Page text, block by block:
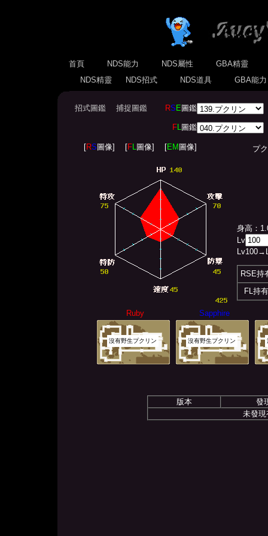
首頁 NDS能力 NDS屬性
GBA精靈
NDS精靈
NDS招式 NDS道具 GBA能
招式圖鑑 捕捉圖鑑 RS E圖鑑
FL圖鑑
[RS 圖像] [FL圖像] [EM 圖像] プク
身高：
Lv
Lv100
RSE持
FL持有
Ruby Sapphire
沒有野生プクリン 沒有野生プクリン
版本
發
未發現